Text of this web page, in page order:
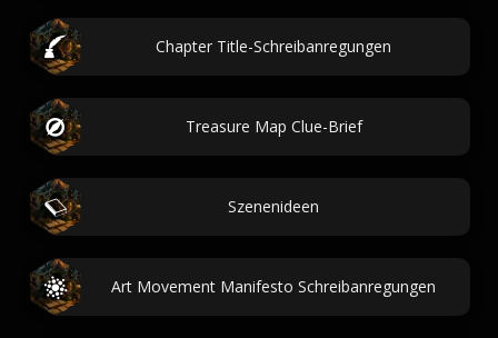
Chapter Title-Schreibanregungen
Treasure Map Clue-Brief
Szenenideen
Art Movement Manifesto Schreibanregungen